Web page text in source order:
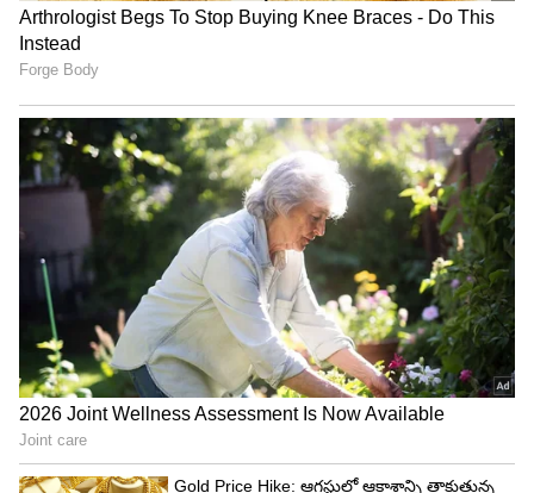
2023లో తెలంగాణ అసెంబ్లీ ఎన్నికల్లో మరోసారి ఓటమి